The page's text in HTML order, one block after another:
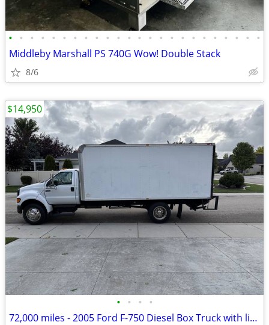
• • • • • • • • • • • • • • • • • • • • • • • •
Middleby Marshall PS 740G Wow! Double Stack
8/6
• • • •
72,000 miles - 2005 Ford F-750 Diesel Box Truck with lift gate
$14,950